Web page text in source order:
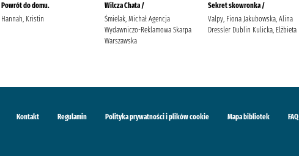
Powrót do domu.
Hannah, Kristin
Wilcza Chata /
Śmielak, Michał Agencja
Wydawniczo-Reklamowa Skarpa
Warszawska
Sekret skowronka /
Valpy, Fiona Jakubowska, Alina
Dressler Dublin Kulicka, Elżbieta
Kontakt Regulamin Polityka prywatności i plików cookie Mapa bibliotek FAQ